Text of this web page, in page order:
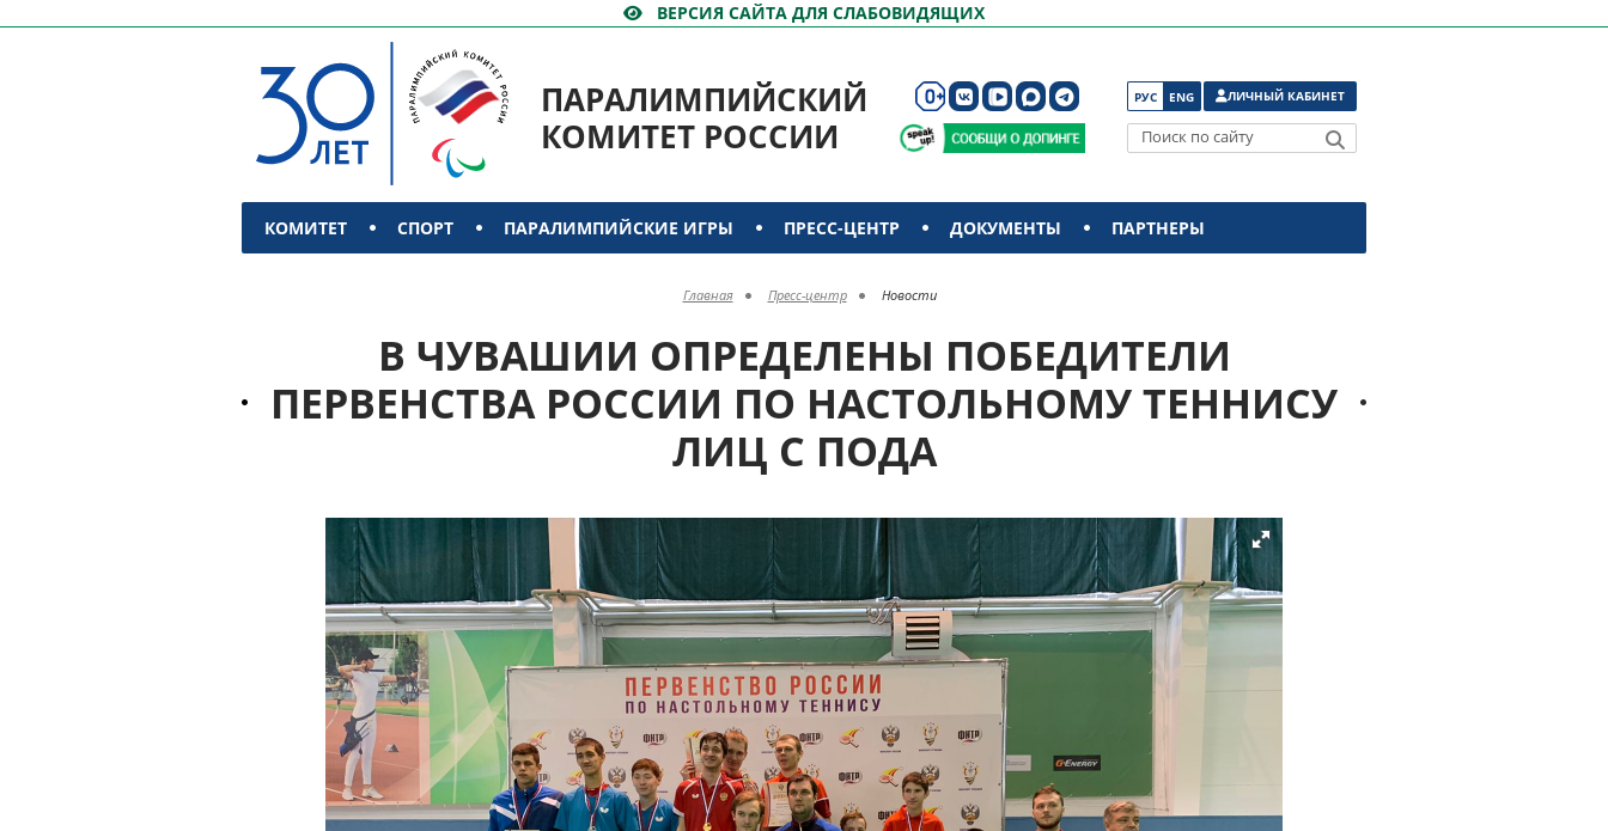
ВЕРСИЯ САЙТА ДЛЯ СЛАБОВИДЯЩИХ
ПАРАЛИМПИЙСКИЙ
КОМИТЕТ РОССИИ
РУС ENG ЛИЧНЫЙ КАБИНЕТ
Поиск по сайту
КОМИТЕТ СПОРТ ПАРАЛИМПИЙСКИЕ ИГРЫ ПРЕСС-ЦЕНТР ДОКУМЕНТЫ ПАРТНЕРЫ
Главная Пресс-центр Новости
В ЧУВАШИИ ОПРЕДЕЛЕНЫ ПОБЕДИТЕЛИ
ПЕРВЕНСТВА РОССИИ ПО НАСТОЛЬНОМУ ТЕННИСУ
ЛИЦ С ПОДА